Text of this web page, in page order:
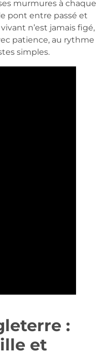
murmures à chaque
pont entre passé et
n’est jamais figé,
patience, au rythme
simples.
:
et